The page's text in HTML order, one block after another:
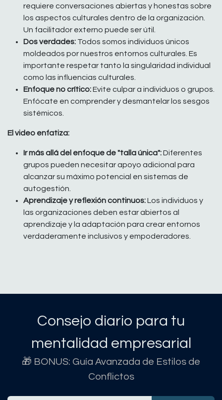
requiere conversaciones abiertas y honestas sobre
los aspectos culturales dentro de la organización.
Un facilitador externo puede ser útil.
Dos verdades: Todos somos individuos únicos
moldeados por nuestros entornos culturales. Es
importante respetar tanto la singularidad individual
como las influencias culturales.
Enfoque no crítico:Evite culpar a individuos o grupos.
Enfócate en comprender y desmantelar los sesgos
sistémicos.
El video enfatiza:
Ir más allá del enfoque de "talla única":Diferentes
grupos pueden necesitar apoyo adicional para
alcanzar su máximo potencial en sistemas de
autogestión.
Aprendizaje y reflexión continuos:Los individuos y
las organizaciones deben estar abiertos al
aprendizaje y la adaptación para crear entornos
verdaderamente inclusivos y empoderadores.
Consejo diario para tu
mentalidad empresarial
🎁 BONUS: Guía Avanzada de Estilos de
Conflictos